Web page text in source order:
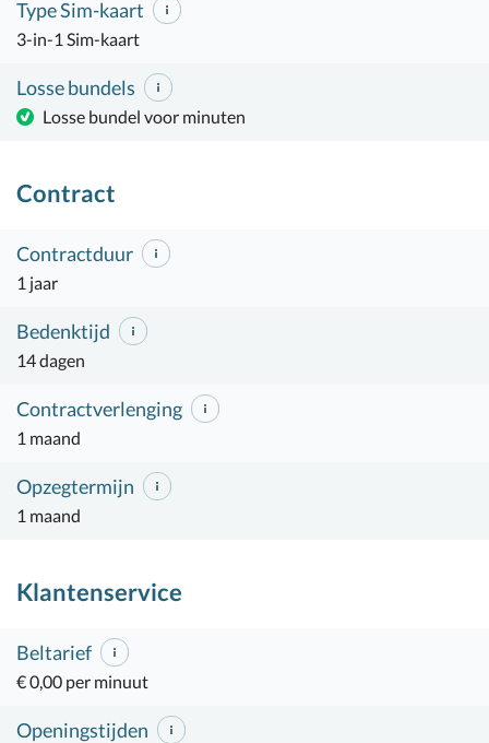
Type Sim-kaart
3-in-1 Sim-kaart
Losse bundels
Losse bundel voor minuten
Contract
Contractduur
1 jaar
Bedenktijd
14 dagen
Contractverlenging
1 maand
Opzegtermijn
1 maand
Klantenservice
Beltarief
€ 0,00 per minuut
Openingstijden